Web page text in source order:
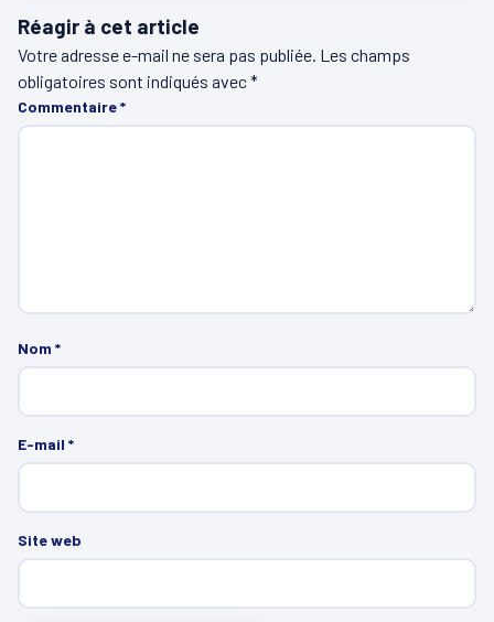
Réagir à cet article
Votre adresse e-mail ne sera pas publiée. Les champs
obligatoires sont indiqués avec*
Commentaire*
Nom *
E-mail *
Site web